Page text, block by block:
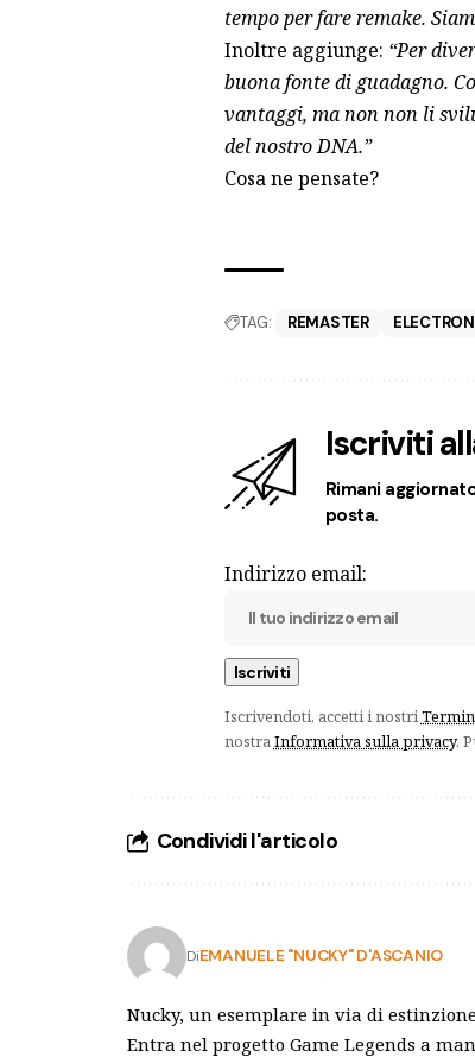
tempo per fare remake.
Inoltre aggiunge: “Per
buona fonte di guadagno.
vantaggi, ma non non li
del nostro DNA.”
Cosa ne pensate?
TAG: REMASTER
Iscriviti
Rimani
posta.
Indirizzo email:
Iscrivendoti, accetti i nostri
nostraInformativa sulla privacy.
Condividi l'articolo
DiEMANUELE "NUCKY" D'ASCANIO
Nucky, un esemplare in via di
Entra nel progetto Game Legends a